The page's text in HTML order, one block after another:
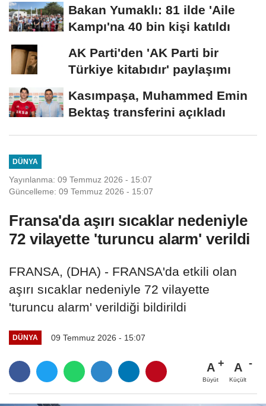
Bakan Yumaklı: 81 ilde 'Aile
Kampı'na 40 bin kişi katıldı
AK Parti'den 'AK Parti bir
Türkiye kitabıdır' paylaşımı
Kasımpaşa, Muhammed Emin
Bektaş transferini açıkladı
DÜNYA
Yayınlanma: 09 Temmuz 2026 - 15:07
Güncelleme: 09 Temmuz 2026 - 15:07
Fransa'da aşırı sıcaklar nedeniyle
72 vilayette 'turuncu alarm' verildi
FRANSA, (DHA) - FRANSA'da etkili olan
aşırı sıcaklar nedeniyle 72 vilayette
'turuncu alarm' verildiği bildirildi
DÜNYA 09 Temmuz 2026 - 15:07
A
Büyüt
A
Küçült